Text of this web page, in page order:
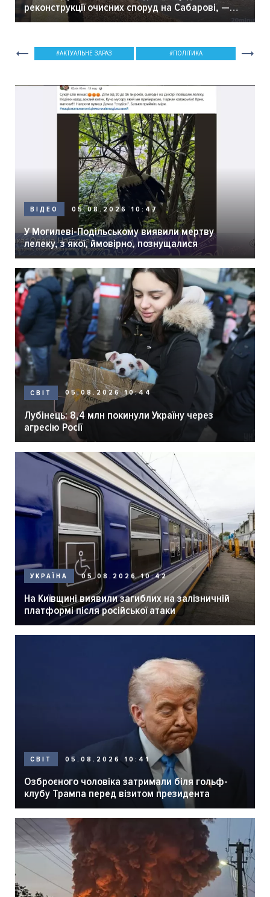
реконструкції очисних споруд на Сабарові, —
мер Вінниці.
АКТУАЛЬНЕ ЗАРАЗ ПОЛІТИКА
ВІДЕО 05.08.2026 10:47
У Могилеві-Подільському виявили мертву
лелеку, з якої, ймовірно, познущалися
СВІТ 05.08.2026 10:44
Лубінець: 8,4 млн покинули Україну через
агресію Росії
УКРАЇНА 05.08.2026 10:42
На Київщині виявили загиблих на залізничній
платформі після російської атаки
СВІТ 05.08.2026 10:41
Озброєного чоловіка затримали біля гольф-
клубу Трампа перед візитом президента